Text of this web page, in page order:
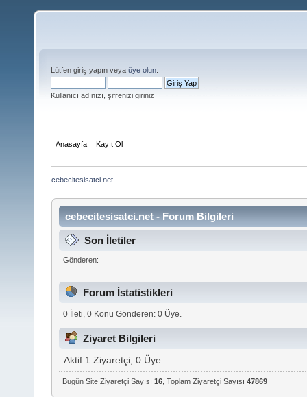
Lütfen giriş yapın veya üye olun
Kullanıcı adınızı, şifrenizi giriniz
Anasayfa Kayıt Ol
cebecitesisatci.net
cebecitesisatci.net - Forum Bilgileri
Son İletiler
Gönderen:
Forum İstatistikleri
0 İleti, 0 Konu Gönderen: 0 Üye.
Ziyaret Bilgileri
Aktif 1 Ziyaretçi, 0 Üye
Bugün Site Ziyaretçi Sayısı16 , Toplam Ziyaretçi Sayısı47869